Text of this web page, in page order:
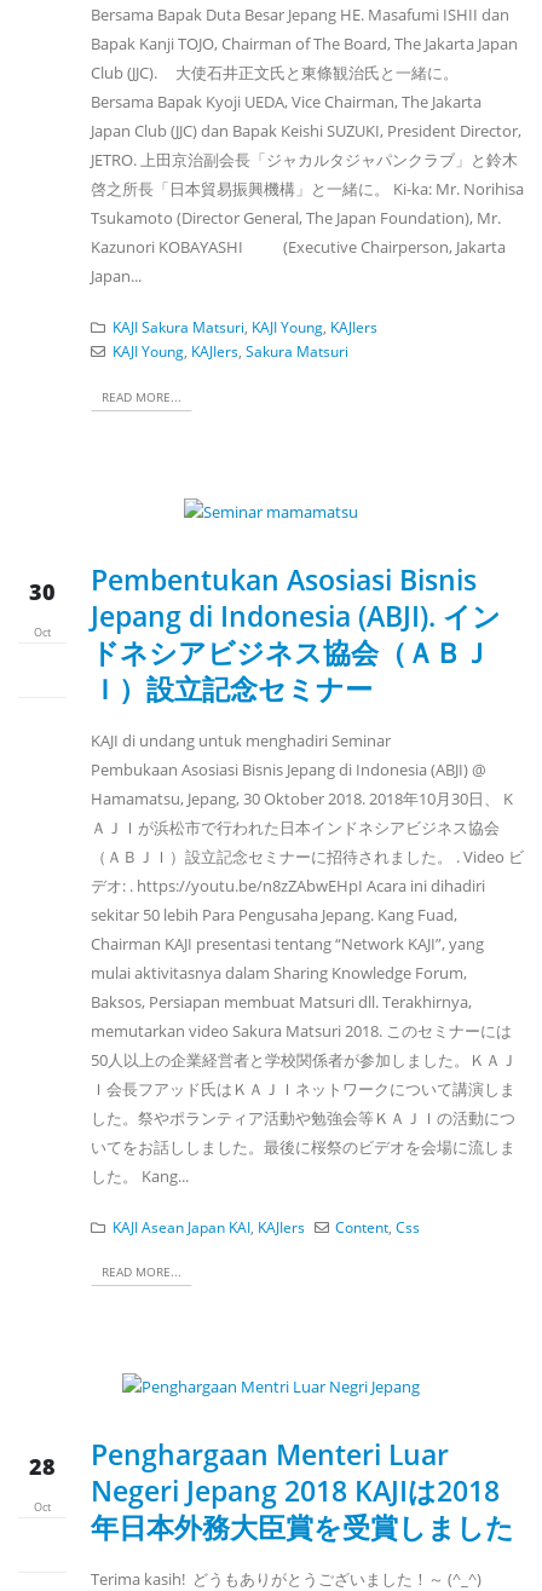
Bersama Bapak Duta Besar Jepang HE. Masafumi ISHII dan
Bapak Kanji TOJO, Chairman of The Board, The Jakarta Japan
Club (JJC). 大使石井正文氏と東條観治氏と一緒に。
Bersama Bapak Kyoji UEDA, Vice Chairman, The Jakarta
Japan Club (JJC) dan Bapak Keishi SUZUKI, President Director,
JETRO. 上田京治副会長「ジャカルタジャパンクラブ」と鈴木
啓之所長「日本貿易振興機構」と一緒に。 Ki-ka: Mr. Norihisa
Tsukamoto (Director General, The Japan Foundation), Mr.
Kazunori KOBAYASHI (Executive Chairperson, Jakarta
Japan...
KAJI Sakura Matsuri, KAJI Young, KAJIers
KAJI Young, KAJIers, Sakura Matsuri
READ MORE...
30
Oct
Pembentukan Asosiasi Bisnis
Jepang di Indonesia (ABJI). イン
ドネシアビジネス協会（ＡＢＪ
Ｉ）設立記念セミナー
KAJI di undang untuk menghadiri Seminar
Pembukaan Asosiasi Bisnis Jepang di Indonesia (ABJI) @
Hamamatsu, Jepang, 30 Oktober 2018. 2018年10月30日、 K
ＡＪＩが浜松市で行われた日本インドネシアビジネス協会
（ＡＢＪＩ）設立記念セミナーに招待されました。 . Video ビ
デオ: . https://youtu.be/n8zZAbwEHpI Acara ini dihadiri
sekitar 50 lebih Para Pengusaha Jepang. Kang Fuad,
Chairman KAJI presentasi tentang “Network KAJI”, yang
mulai aktivitasnya dalam Sharing Knowledge Forum,
Baksos, Persiapan membuat Matsuri dll. Terakhirnya,
memutarkan video Sakura Matsuri 2018. このセミナーには
50人以上の企業経営者と学校関係者が参加しました。ＫＡＪ
Ｉ会長フアッド氏はＫＡＪＩネットワークについて講演しま
した。祭やポランティア活動や勉強会等ＫＡＪＩの活動につ
いてをお話ししました。最後に桜祭のビデオを会場に流しま
した。 Kang...
KAJI Asean Japan KAI, KAJIers Content ,Css
READ MORE...
28
Oct
Penghargaan Menteri Luar
Negeri Jepang 2018 KAJIは2018
年日本外務大臣賞を受賞しました
Terima kasih! どうもありがとうございました！～ (^_^)